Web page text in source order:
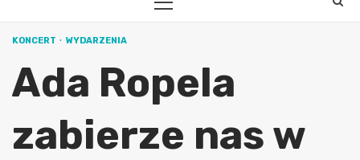
PRIMARY
KONCERT WYDARZENIA
Ada Ropela
zabierze nas w